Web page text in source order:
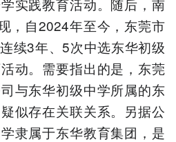
，自2024年至今，东莞市
续3年、5次中选东华初级
动。需要指出的是，东莞
与东华初级中学所属的东
似存在关联关系。另据公
隶属于东华教育集团，是